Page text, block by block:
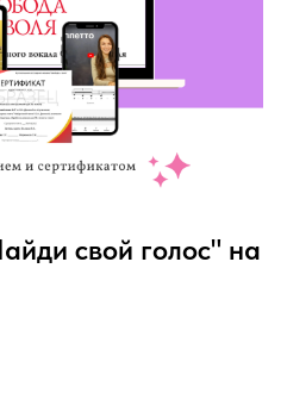
свой голос" на